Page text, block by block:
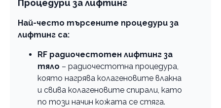
Процедури за лифтинг
Най-често търсените процедури за
лифтинг са:
RF радиочестотен лифтинг за
тяло – радиочестотна процедура,
която нагрява колагеновите влакна
и свива колагеновите спирали, като
по този начин кожата се стяга.